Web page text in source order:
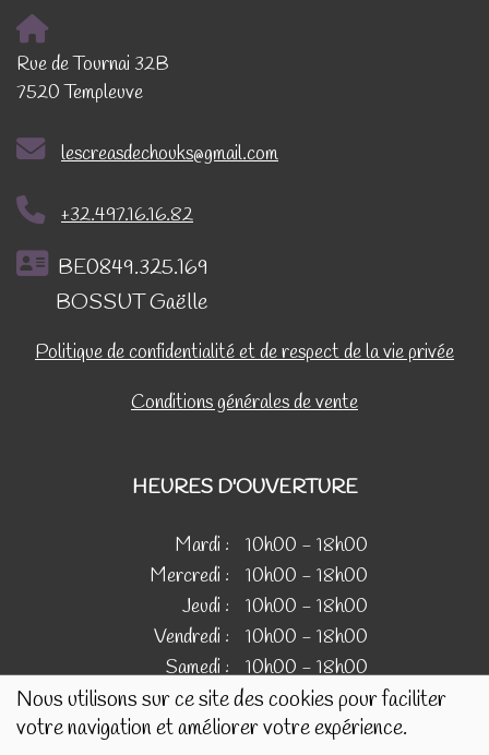
Nous utilisons sur ce site des cookies pour faciliter
votre navigation et améliorer votre expérience.
Rue de Tournai 32B
7520 Templeuve
lescreasdechouks@gmail.com
+32.497.16.16.82
BE0849.325.169
BOSSUT Gaëlle
Politique de confidentialité et de respect de la vie privée
Conditions générales de vente
HEURES D'OUVERTURE
Mardi :
10h00 - 18h00
Mercredi :
10h00 - 18h00
Jeudi :
10h00 - 18h00
Vendredi :
10h00 - 18h00
Samedi : 10h00 - 18h00